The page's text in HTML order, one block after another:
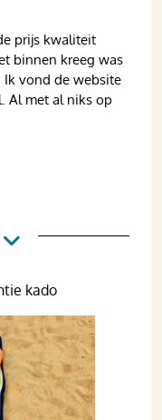
prijs kwaliteit
binnen kreeg was
Ik vond de website
Al met al niks op
kado